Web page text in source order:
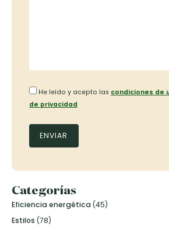
He leído y acepto las condiciones de
de privacidad
Categorías
Eficiencia energética(45)
Estilos (78)